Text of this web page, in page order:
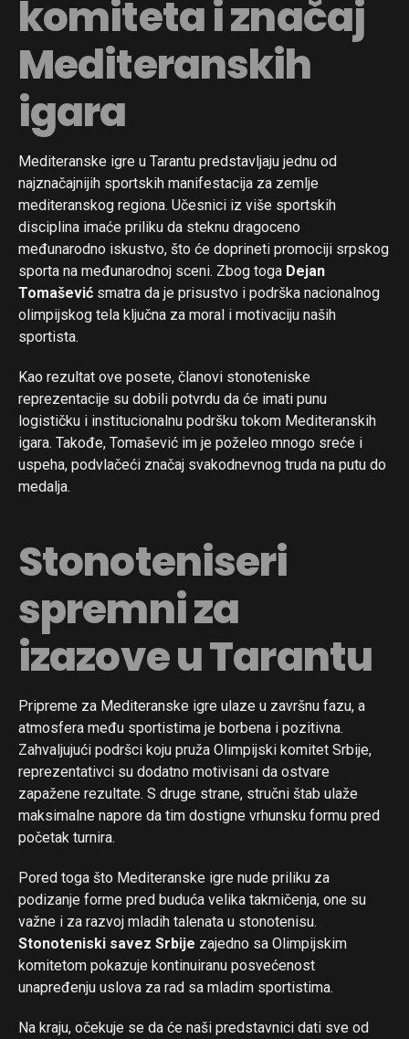
komiteta i značaj
Mediteranskih
igara
Mediteranske igre u Tarantu predstavljaju jednu od
najznačajnijih sportskih manifestacija za zemlje
mediteranskog regiona. Učesnici iz više sportskih
disciplina imaće priliku da steknu dragoceno
međunarodno iskustvo, što će doprineti promociji srpskog
sporta na međunarodnoj sceni. Zbog toga Dejan
Tomašević smatra da je prisustvo i podrška nacionalnog
olimpijskog tela ključna za moral i motivaciju naših
sportista.
Kao rezultat ove posete, članovi stonoteniske
reprezentacije su dobili potvrdu da će imati punu
logističku i institucionalnu podršku tokom Mediteranskih
igara. Takođe, Tomašević im je poželeo mnogo sreće i
uspeha, podvlačeći značaj svakodnevnog truda na putu do
medalja.
Stonoteniseri
spremni za
izazove u Tarantu
Pripreme za Mediteranske igre ulaze u završnu fazu, a
atmosfera među sportistima je borbena i pozitivna.
Zahvaljujući podršci koju pruža Olimpijski komitet Srbije,
reprezentativci su dodatno motivisani da ostvare
zapažene rezultate. S druge strane, stručni štab ulaže
maksimalne napore da tim dostigne vrhunsku formu pred
početak turnira.
Pored toga što Mediteranske igre nude priliku za
podizanje forme pred buduća velika takmičenja, one su
važne i za razvoj mladih talenata u stonotenisu.
Stonoteniski savez Srbije zajedno sa Olimpijskim
komitetom pokazuje kontinuiranu posvećenost
unapređenju uslova za rad sa mladim sportistima.
Na kraju, očekuje se da će naši predstavnici dati sve od